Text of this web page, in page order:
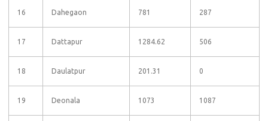
16 Dahegaon 781 287
17 Dattapur 1284.62 506
18 Daulatpur 201.31 0
19 Deonala 1073 1087